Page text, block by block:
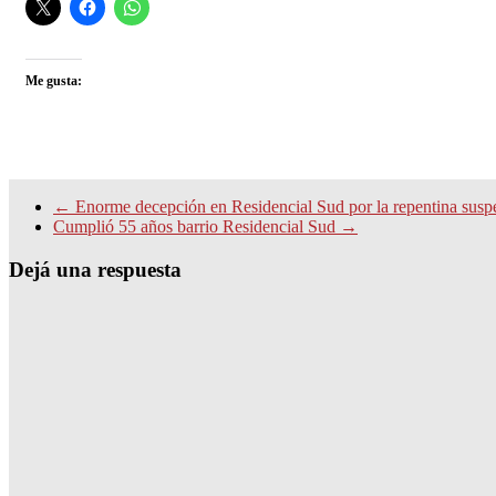
Me gusta:
← Enorme decepción en Residencial Sud por la repentina
Cumplió 55 años barrio Residencial Sud →
Dejá una respuesta